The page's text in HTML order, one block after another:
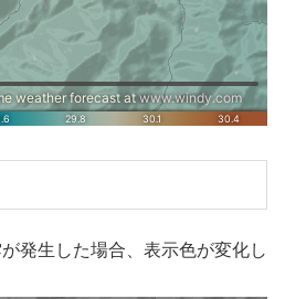
発生した場合、表示色が変化し